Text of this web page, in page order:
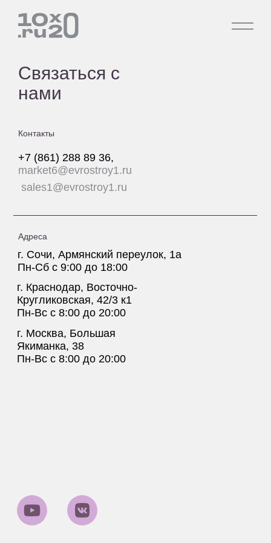
Контакты
Адреса
+7 (861) 288 89 36,
market6@evrostroy1.ru
г. Сочи, Армянский переулок, 1а
Пн-Сб с 9:00 до 18:00
Связаться с
нами
г. Краснодар, Восточно-
Кругликовская, 42/3 к1
Пн-Вс с 8:00 до 20:00
sales1@evrostroy1.ru
г. Москва, Большая
Якиманка, 38
Пн-Вс с 8:00 до 20:00